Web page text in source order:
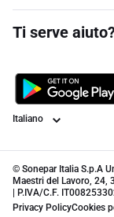
Ti serve
Lingua
© Sonepar Italia S.p.A
Maestri del Lavoro, 24,
| P.IVA/C.F.
Privacy PolicyCookies